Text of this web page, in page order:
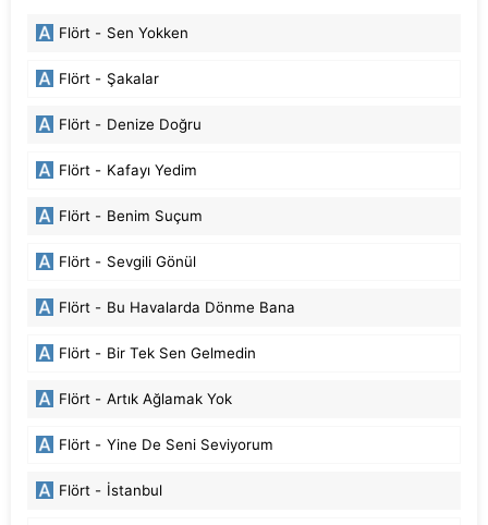
Flört - Sen Yokken
Flört - Şakalar
Flört - Denize Doğru
Flört - Kafayı Yedim
Flört - Benim Suçum
Flört - Sevgili Gönül
Flört - Bu Havalarda Dönme Bana
Flört - Bir Tek Sen Gelmedin
Flört - Artık Ağlamak Yok
Flört - Yine De Seni Seviyorum
Flört - İstanbul